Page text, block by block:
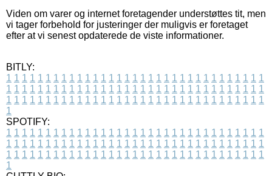
Viden om varer og internet foretagender understøttes tit, men
vi tager forbehold for justeringer der muligvis er foretaget
efter at vi senest opdaterede de viste informationer.
BITLY:
1 1 1 1 1 1 1 1 1 1 1 1 1 1 1 1 1 1 1 1 1 1 1 1 1 1 1 1 1 1 1 1 1
1 1 1 1 1 1 1 1 1 1 1 1 1 1 1 1 1 1 1 1 1 1 1 1 1 1 1 1 1 1 1 1 1
1 1 1 1 1 1 1 1 1 1 1 1 1 1 1 1 1 1 1 1 1 1 1 1 1 1 1 1 1 1 1 1 1
1
SPOTIFY:
1 1 1 1 1 1 1 1 1 1 1 1 1 1 1 1 1 1 1 1 1 1 1 1 1 1 1 1 1 1 1 1 1
1 1 1 1 1 1 1 1 1 1 1 1 1 1 1 1 1 1 1 1 1 1 1 1 1 1 1 1 1 1 1 1 1
1 1 1 1 1 1 1 1 1 1 1 1 1 1 1 1 1 1 1 1 1 1 1 1 1 1 1 1 1 1 1 1 1
1